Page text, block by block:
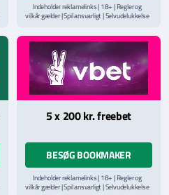
Indeholder reklamelinks | 18+ | Regler og
vilkår gælder | Spil ansvarligt | Selvudelukkelse
hjælpelinje påStopSpillet.dk
Læs vilkår og betingelserher
5 x 200 kr. freebet
BESØG BOOKMAKER
Indeholder reklamelinks | 18+ | Regler og
vilkår gælder | Spil ansvarligt | Selvudelukkelse